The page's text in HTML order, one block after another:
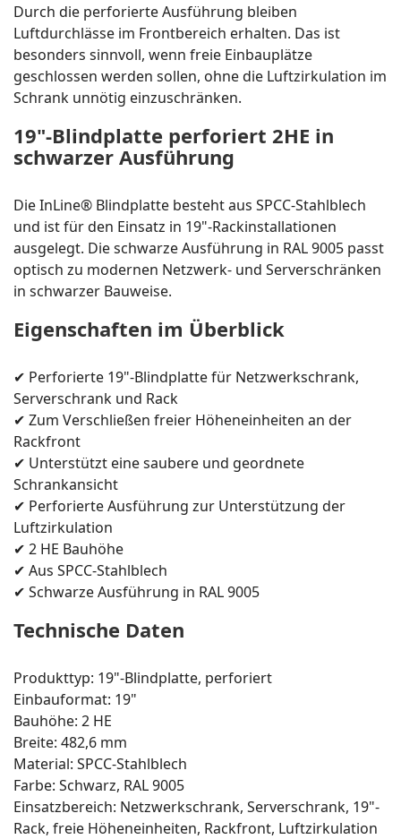
Durch die perforierte Ausführung bleiben
Luftdurchlässe im Frontbereich erhalten. Das ist
besonders sinnvoll, wenn freie Einbauplätze
geschlossen werden sollen, ohne die Luftzirkulation im
Schrank unnötig einzuschränken.
19"-Blindplatte perforiert 2HE in
schwarzer Ausführung
Die InLine® Blindplatte besteht aus SPCC-Stahlblech
und ist für den Einsatz in 19"-Rackinstallationen
ausgelegt. Die schwarze Ausführung in RAL 9005 passt
optisch zu modernen Netzwerk- und Serverschränken
in schwarzer Bauweise.
Eigenschaften im Überblick
✔ Perforierte 19"-Blindplatte für Netzwerkschrank,
Serverschrank und Rack
✔ Zum Verschließen freier Höheneinheiten an der
Rackfront
✔ Unterstützt eine saubere und geordnete
Schrankansicht
✔ Perforierte Ausführung zur Unterstützung der
Luftzirkulation
✔ 2 HE Bauhöhe
✔ Aus SPCC-Stahlblech
✔ Schwarze Ausführung in RAL 9005
Technische Daten
Produkttyp: 19"-Blindplatte, perforiert
Einbauformat: 19"
Bauhöhe: 2 HE
Breite: 482,6 mm
Material: SPCC-Stahlblech
Farbe: Schwarz, RAL 9005
Einsatzbereich: Netzwerkschrank, Serverschrank, 19"-
Rack, freie Höheneinheiten, Rackfront, Luftzirkulation